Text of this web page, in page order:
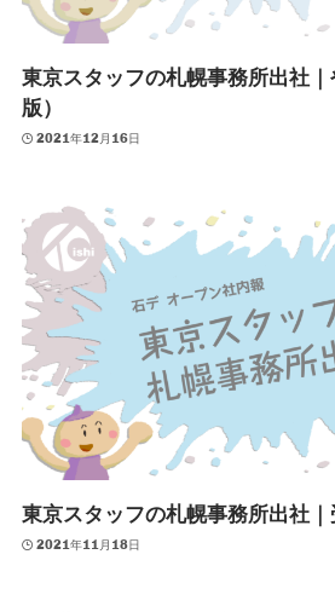
東京スタッフの札幌事務所出社
版）
2021年12月16日
東京スタッフの札幌事務所出社
2021年11月18日